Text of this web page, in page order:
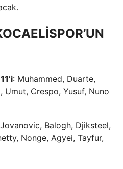
: Muhammed, Duarte,
Umut, Crespo, Yusuf, Nuno
Balogh, Djiksteel,
Nonge, Agyei, Tayfur,